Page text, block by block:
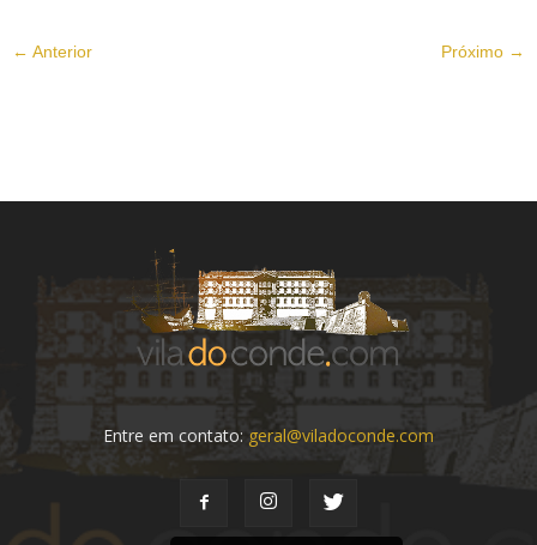
← Anterior Próximo →
Entre em contato: geral@viladoconde.com